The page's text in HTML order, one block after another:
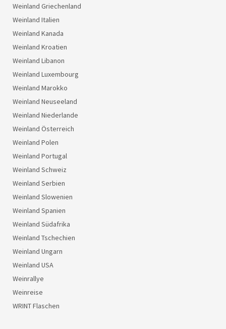
Weinland Griechenland
Weinland Italien
Weinland Kanada
Weinland Kroatien
Weinland Libanon
Weinland Luxembourg
Weinland Marokko
Weinland Neuseeland
Weinland Niederlande
Weinland Österreich
Weinland Polen
Weinland Portugal
Weinland Schweiz
Weinland Serbien
Weinland Slowenien
Weinland Spanien
Weinland Südafrika
Weinland Tschechien
Weinland Ungarn
Weinland USA
Weinrallye
Weinreise
WRINT Flaschen